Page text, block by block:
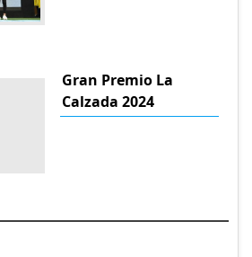
Gran Premio La
Calzada 2024